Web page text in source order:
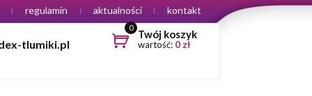
tlumiki.pl
0
Twój koszyk
wartość: 0zł
regulamin aktualności kontakt